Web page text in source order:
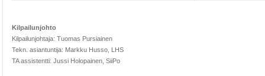
Kilpailunjohto
Kilpailunjohtaja: Tuomas Pursiainen
Tekn. asiantuntija: Markku Husso, LHS
TA assistentti: Jussi Holopainen, SiiPo